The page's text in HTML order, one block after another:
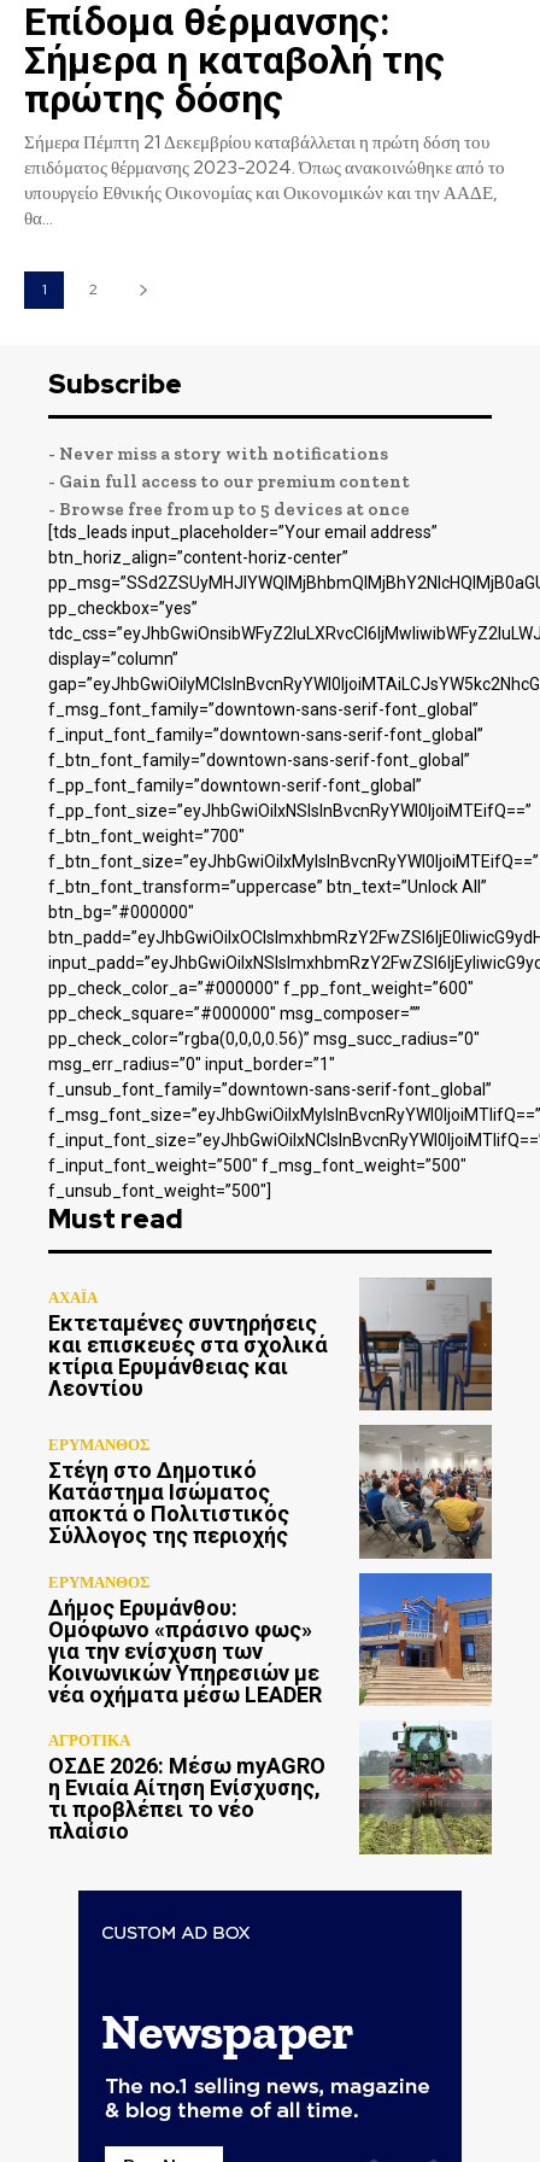
Επίδομα θέρμανσης:
Σήμερα η καταβολή της
πρώτης δόσης
Σήμερα Πέμπτη 21 Δεκεμβρίου καταβάλλεται η πρώτη δόση του
επιδόματος θέρμανσης 2023-2024. Όπως ανακοινώθηκε από το
υπουργείο Εθνικής Οικονομίας και Οικονομικών και την ΑΑΔΕ,
θα...
1 2
Subscribe
- Never miss a story with notifications
- Gain full access to our premium content
- Browse free from up to 5 devices at once
[tds_leads input_placeholder=”Your email address”
btn_horiz_align=”content-horiz-center”
pp_checkbox=”yes”
display=”column”
f_msg_font_family=”downtown-sans-serif-font_global”
f_input_font_family=”downtown-sans-serif-font_global”
f_btn_font_family=”downtown-sans-serif-font_global”
f_pp_font_family=”downtown-serif-font_global”
f_pp_font_size=”eyJhbGwiOiIxNSIsInBvcnRyYWl0IjoiMTEifQ==”
f_btn_font_weight=”700″
f_btn_font_size=”eyJhbGwiOiIxMyIsInBvcnRyYWl0IjoiMTEifQ==”
f_btn_font_transform=”uppercase” btn_text=”Unlock All”
btn_bg=”#000000″
pp_check_color_a=”#000000″ f_pp_font_weight=”600″
pp_check_square=”#000000″ msg_composer=””
pp_check_color=”rgba(0,0,0,0.56)” msg_succ_radius=”0″
msg_err_radius=”0″ input_border=”1″
f_unsub_font_family=”downtown-sans-serif-font_global”
f_msg_font_size=”eyJhbGwiOiIxMyIsInBvcnRyYWl0IjoiMTIifQ==”
f_input_font_weight=”500″ f_msg_font_weight=”500″
f_unsub_font_weight=”500″]
Must read
ΑΧΑΪΑ
Εκτεταμένες συντηρήσεις
και επισκευές στα σχολικά
κτίρια Ερυμάνθειας και
Λεοντίου
ΕΡΥΜΑΝΘΟΣ
Στέγη στο Δημοτικό
Κατάστημα Ισώματος
αποκτά ο Πολιτιστικός
Σύλλογος της περιοχής
ΕΡΥΜΑΝΘΟΣ
Δήμος Ερυμάνθου:
Ομόφωνο «πράσινο φως»
για την ενίσχυση των
Κοινωνικών Υπηρεσιών με
νέα οχήματα μέσω LEADER
ΑΓΡΟΤΙΚΑ
ΟΣΔΕ 2026: Μέσω myAGRO
η Ενιαία Αίτηση Ενίσχυσης,
τι προβλέπει το νέο
πλαίσιο